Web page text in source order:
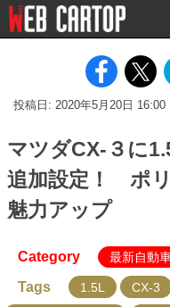
投稿日: 2020年5月20日 16:00
マツダCX-３に
追加設定！ ポ
魅力アップ
Category 最新自動
Tags 1.5L CX-3